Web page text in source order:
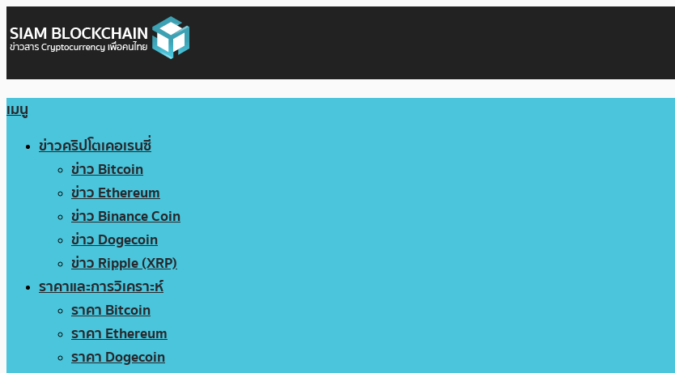
เมนู
ข่าวคริปโตเคอเรนซี่
ข่าว Bitcoin
ข่าว Ethereum
ข่าว Binance Coin
ข่าว Dogecoin
ข่าว Ripple (XRP)
ราคาและการวิเคราะห์
ราคา Bitcoin
ราคา Ethereum
ราคา Dogecoin